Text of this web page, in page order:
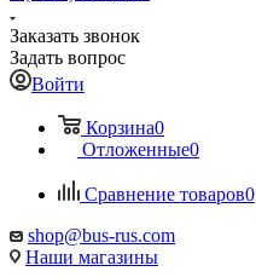
Заказать звонок
Задать вопрос
Войти
Корзина0
Отложенные0
Сравнение товаров0
shop@bus-rus.com
Наши магазины